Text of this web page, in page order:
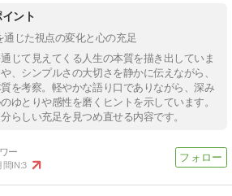
ント
通じた視点の変化と心の充足
じて見えてくる人生の本質を描き出していま
、シンプルさの大切さを静かに伝えながら、
を考察。軽やかな語り口でありながら、深み
ゆとりや感性を磨くヒントを示しています。
らしい充足を見つめ直せる内容です。
間IN:3